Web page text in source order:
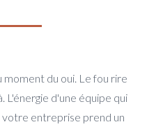
moment du oui. Le fou rire
L'énergie d'une équipe qui
votre entreprise prend un